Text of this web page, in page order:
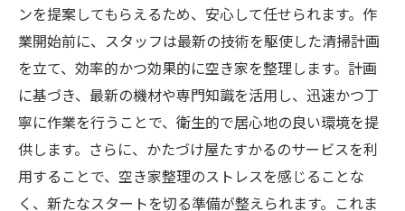
ンを提案してもらえるため、安心して任せられます。作
業開始前に、スタッフは最新の技術を駆使した清掃計画
を立て、効率的かつ効果的に空き家を整理します。計画
に基づき、最新の機材や専門知識を活用し、迅速かつ丁
寧に作業を行うことで、衛生的で居心地の良い環境を提
供します。さらに、かたづけ屋たすかるのサービスを利
用することで、空き家整理のストレスを感じることな
く、新たなスタートを切る準備が整えられます。これま